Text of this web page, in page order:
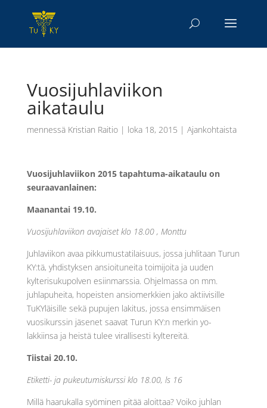
Vuosijuhlaviikon
aikataulu
mennessä Kristian Raitio| loka 18, 2015 | Ajankohtaista
Vuosijuhlaviikon 2015 tapahtuma-aikataulu on
seuraavanlainen:
Maanantai 19.10.
Vuosijuhlaviikon avajaiset klo 18.00 , Monttu
Juhlaviikon avaa pikkumustatilaisuus, jossa juhlitaan Turun
KY:tä, yhdistyksen ansioituneita toimijoita ja uuden
kylterisukupolven esiinmarssia. Ohjelmassa on mm.
juhlapuheita, hopeisten ansiomerkkien jako aktiivisille
TuKYläisille sekä pupujen lakitus, jossa ensimmäisen
vuosikurssin jäsenet saavat Turun KY:n merkin yo-
lakkiinsa ja heistä tulee virallisesti kyltereitä.
Tiistai 20.10.
Etiketti- ja pukeutumiskurssi klo 18.00, ls 16
Millä haarukalla syöminen pitää aloittaa? Voiko juhlan